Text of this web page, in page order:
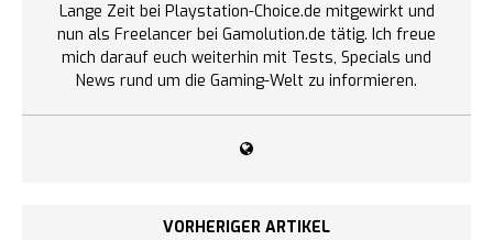
Lange Zeit bei Playstation-Choice.de mitgewirkt und
nun als Freelancer bei Gamolution.de tätig. Ich freue
mich darauf euch weiterhin mit Tests, Specials und
News rund um die Gaming-Welt zu informieren.
VORHERIGER ARTIKEL